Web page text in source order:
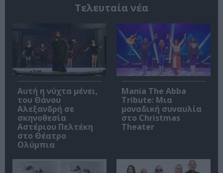
Τελευταία νέα
Αυτή η νύχτα μένει,
του Θάνου
Αλεξανδρή σε
σκηνοθεσία
Αστέριου Πελτέκη
στο Θέατρο
Ολύμπια
Mania The Abba
Tribute: Μια
μοναδική συναυλία
στο Christmas
Theater